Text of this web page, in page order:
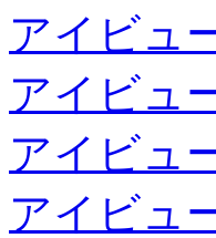
アイビュ
アイビュ
アイビュ
アイビュ